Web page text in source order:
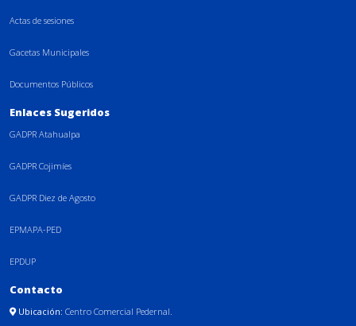
Actas de sesiones
Gacetas Municipales
Documentos Públicos
Enlaces Sugeridos
GADPR Atahualpa
GADPR Cojimíes
GADPR Diez de Agosto
EPMAPA-PED
EPDUP
Contacto
Ubicación: Centro Comercial Pedernal.